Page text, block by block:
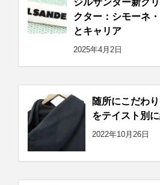
クター：シモーネ
とキャリア
2025年4月2日
随所にこだわ
をテイスト別に
2022年10月26日